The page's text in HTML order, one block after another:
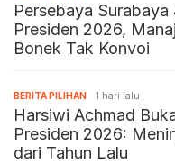
Persebaya Surabaya
Presiden 2026,
Bonek Tak Konvoi
BERITA PILIHAN 1 hari lalu
Harsiwi Achmad
Presiden 2026:
dari Tahun Lalu